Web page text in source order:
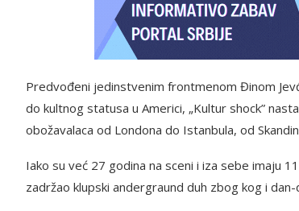
Predvođeni jedinstvenim frontmenom Đinom
do kultnog statusa u Americi, „Kultur shock”
obožavalaca od Londona do Istanbula, od
Iako su već 27 godina na sceni i iza sebe imaju
zadržao klupski andergraund duh zbog kog i